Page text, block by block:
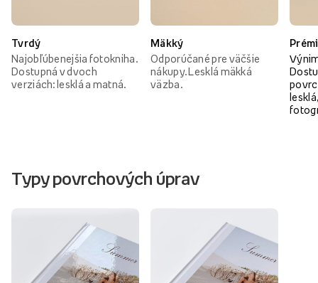
Tvrdý
Najobľúbenejšia fotokniha.
Dostupná v dvoch
verziách: lesklá a matná.
Mäkký
Odporúčané pre väčšie
nákupy. Lesklá mäkká
väzba.
Typy povrchových úprav